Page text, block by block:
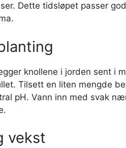
Dette tidsløpet passer
knollene i jorden sent i
Tilsett en liten mengde
pH. Vann inn med svak
vekst